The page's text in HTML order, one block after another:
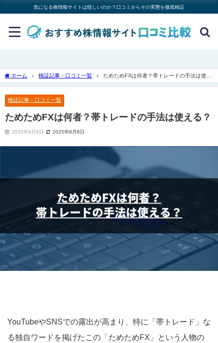
気になる株情報サイトは怪しいのか？口コミからその実態を徹底検証
ホーム 検証記事・口コミ一覧
ためためFXは何者？帯トレードの手法は使え
る？
検証記事・口コミ一覧
ためためFXは何者？帯トレードの手法は使える？
2025年8月8日 2025年8月8日
YouTubeやSNSでの露出が高まり、特に「帯トレード」な
る独自ワードを掲げたこの「ためためFX」という人物の